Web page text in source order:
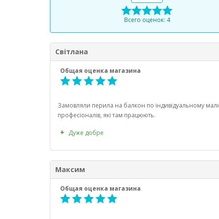
Всего оценок: 4
Світлана
Общая оценка магазина
Замовляли перила на балкон по індивідуальному
професіоналів, які там працюють.
Дуже добре
Максим
Общая оценка магазина